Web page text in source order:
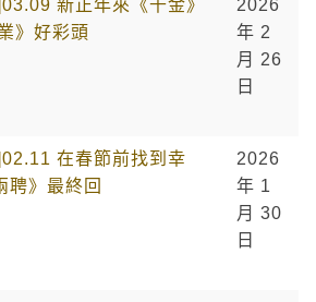
新正年來《千金》
》好彩頭
2026
年 2
月 26
日
在春節前找到幸
聘》最終回
2026
年 1
月 30
日